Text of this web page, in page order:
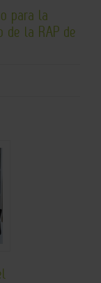
para la
de la RAP de